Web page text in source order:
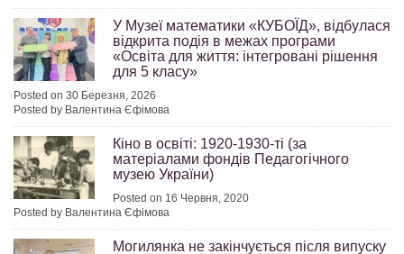
У Музеї математики «КУБОЇД», відбулася
відкрита подія в межах програми
«Освіта для життя: інтегровані рішення
для 5 класу»
Posted on 30 Березня, 2026
Posted by Валентина Єфімова
Кіно в освіті: 1920-1930-ті (за
матеріалами фондів Педагогічного
музею України)
Posted on 16 Червня, 2020
Posted by Валентина Єфімова
Могилянка не закінчується після випуску